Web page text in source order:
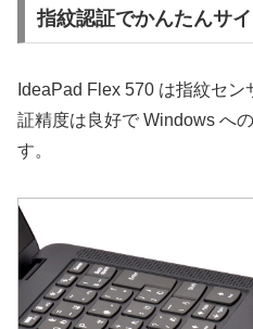
指紋認証でかんたんサ
IdeaPad Flex 570 は指紋セ
証精度は良好で Windows へ
す。